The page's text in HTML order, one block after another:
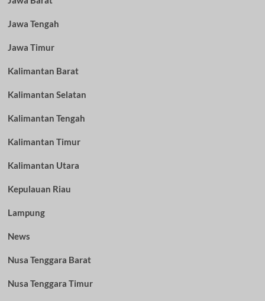
Jawa Tengah
Jawa Timur
Kalimantan Barat
Kalimantan Selatan
Kalimantan Tengah
Kalimantan Timur
Kalimantan Utara
Kepulauan Riau
Lampung
News
Nusa Tenggara Barat
Nusa Tenggara Timur